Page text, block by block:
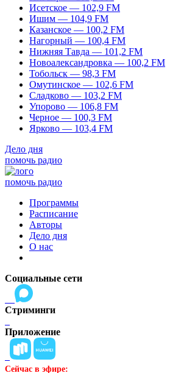
Исетское — 102,9 FM
Ишим — 104,9 FM
Казанское — 100,2 FM
Нагорный — 100,4 FM
Нижняя Тавда — 101,2 FM
Новоалександровка — 100,2 FM
Тобольск — 98,3 FM
Омутинское — 102,6 FM
Сладково — 103,2 FM
Упорово — 106,8 FM
Черное — 100,3 FM
Ярково — 103,4 FM
Дело дня
помочь радио
помочь радио
Программы
Расписание
Авторы
Дело дня
О нас
Социальные сети
Стриминги
Приложение
Сейчас в эфире: